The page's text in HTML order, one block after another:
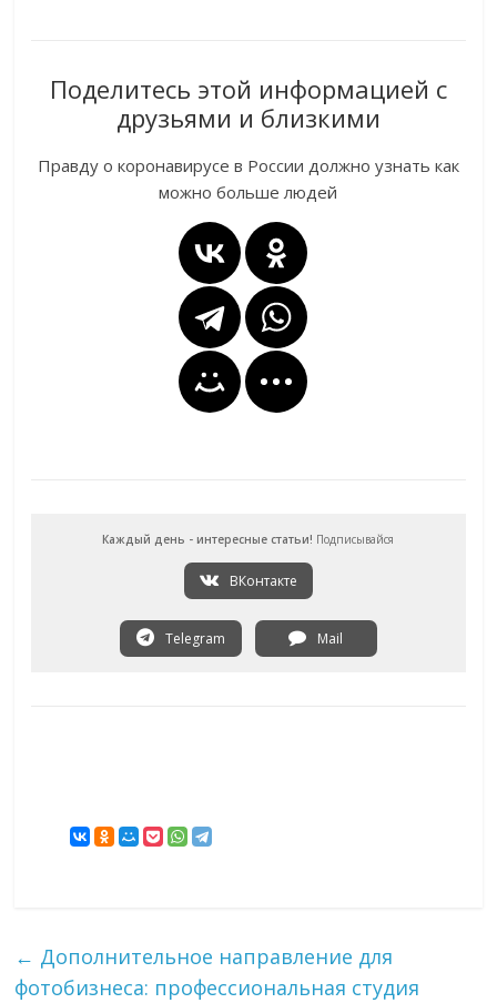
Поделитесь этой информацией с
друзьями и близкими
Правду о коронавирусе в России должно узнать как
можно больше людей
Каждый день - интересные статьи! Подписывайся
ВКонтакте
Telegram Mail
← Дополнительное направление для
фотобизнеса: профессиональная студия